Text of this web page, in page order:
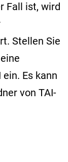
Fall ist, wird
Stellen Sie
Es kann
von TAI-